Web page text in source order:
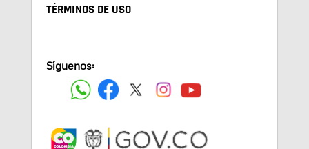
TÉRMINOS DE USO
Síguenos: